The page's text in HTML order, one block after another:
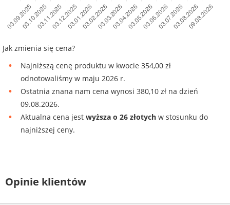
Jak zmienia się cena?
Najniższą cenę produktu w kwocie 354,00 zł
odnotowaliśmy w maju 2026 r.
Ostatnia znana nam cena wynosi 380,10 zł na dzień
09.08.2026.
Aktualna cena jest wyższa o 26 złotych w stosunku do
najniższej ceny.
Opinie klientów